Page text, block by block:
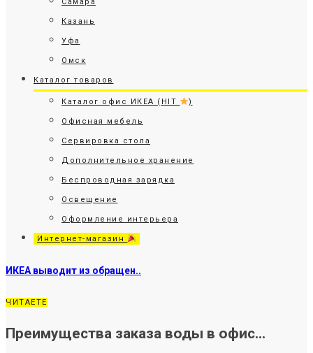
Казань
Уфа
Омск
Каталог товаров
Каталог офис ИКЕА (HIT )
Офисная мебель
Сервировка стола
Дополнительное хранение
Беспроводная зарядка
Освещение
Оформление интерьера
Интернет-магазин
ИКЕА выводит из обращен..
ЧИТАЕТЕ
Преимущества заказа воды в офис...